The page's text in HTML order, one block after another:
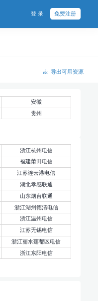
登 录 免费注册
导出可用资源
安徽
贵州
浙江杭州电信
福建莆田电信
江苏连云港电信
湖北孝感联通
山东烟台联通
浙江湖州德清电信
浙江温州电信
江苏无锡电信
浙江丽水莲都区电信
浙江东阳电信